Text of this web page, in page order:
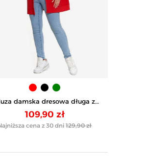
damska dresowa długa z
i zamkiem - CZERWONY
109,90 zł
cena z 30 dni 129,90 zł